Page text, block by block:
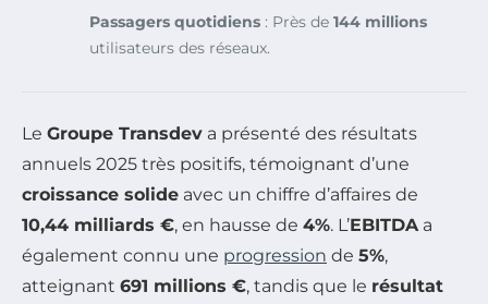
Passagers quotidiens : Près de 144 millions
utilisateurs des réseaux.
Le Groupe Transdev a présenté des résultats
annuels 2025 très positifs, témoignant d’une
croissance solide avec un chiffre d’affaires de
10,44 milliards €, en hausse de 4%. L’EBITDAa
également connu une progression de 5%,
atteignant 691 millions €, tandis que le résultat